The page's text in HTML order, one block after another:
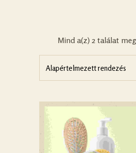
Mind a(z) 2 találat